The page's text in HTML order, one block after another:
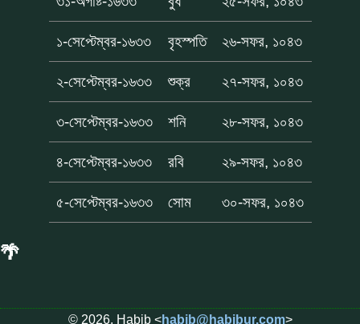
১-সেপ্টেম্বর-১৬৩৩ বৃহস্পতি ২৬-সফর, ১০৪৩
২-সেপ্টেম্বর-১৬৩৩ শুক্র ২৭-সফর, ১০৪৩
৩-সেপ্টেম্বর-১৬৩৩ শনি ২৮-সফর, ১০৪৩
৪-সেপ্টেম্বর-১৬৩৩ রবি ২৯-সফর, ১০৪৩
৫-সেপ্টেম্বর-১৬৩৩ সোম ৩০-সফর, ১০৪৩
🌴
© 2026, Habib <habib@habibur.com>